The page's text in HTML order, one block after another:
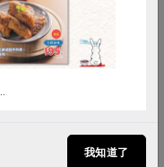
我知道了